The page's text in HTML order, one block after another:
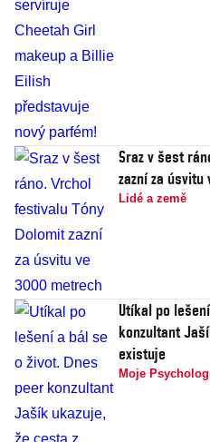
Sraz v šest
zazní za úsvitu
Lidé a země
Utíkal po
konzultant
existuje
Moje